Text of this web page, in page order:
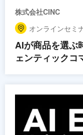
株式会社CINC
オンラインセミ
AIが商品を選ぶ
ェンティックコ